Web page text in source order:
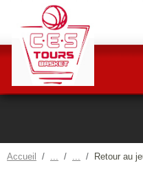
Accueil Retour au
Panneau de gestion des